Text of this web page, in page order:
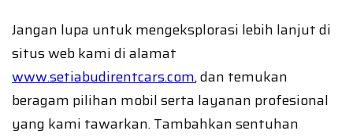
Jangan lupa untuk mengeksplorasi lebih lanjut di
situs web kami di alamat
www.setiabudirentcars.com, dan temukan
beragam pilihan mobil serta layanan profesional
yang kami tawarkan. Tambahkan sentuhan